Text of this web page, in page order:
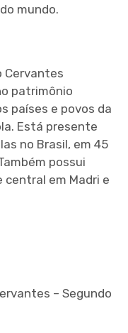
mundo.
Cervantes
patrimônio
países e povos da
Está presente
no Brasil, em 45
possui
central em Madri e
– Segundo